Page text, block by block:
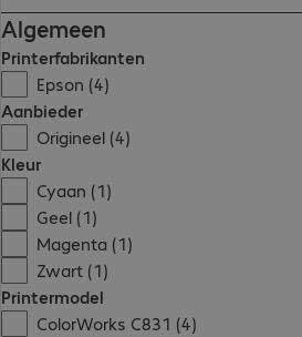
Algemeen
Printerfabrikanten
Epson (4)
Aanbieder
Origineel (4)
Kleur
Cyaan (1)
Geel (1)
Magenta (1)
Zwart (1)
Printermodel
ColorWorks C831 (4)